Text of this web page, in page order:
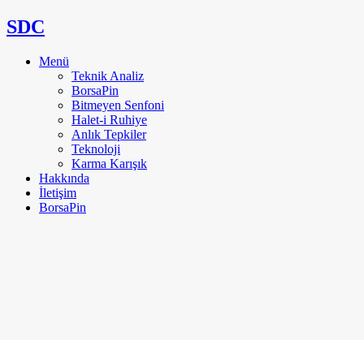
SDC
Menü
Teknik Analiz
BorsaPin
Bitmeyen Senfoni
Halet-i Ruhiye
Anlık Tepkiler
Teknoloji
Karma Karışık
Hakkında
İletişim
BorsaPin